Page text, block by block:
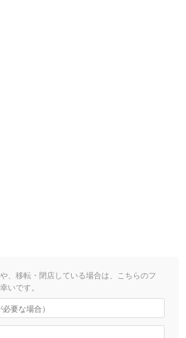
、移転・閉店している場合は、こちらのフ
いです。